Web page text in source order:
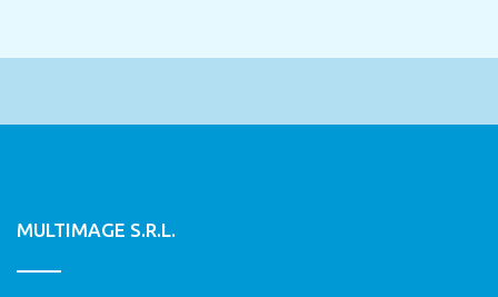
MULTIMAGE S.R.L.